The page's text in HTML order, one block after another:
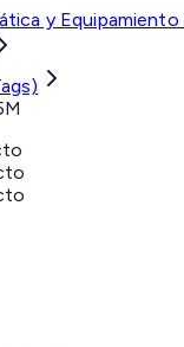
y Equipamiento